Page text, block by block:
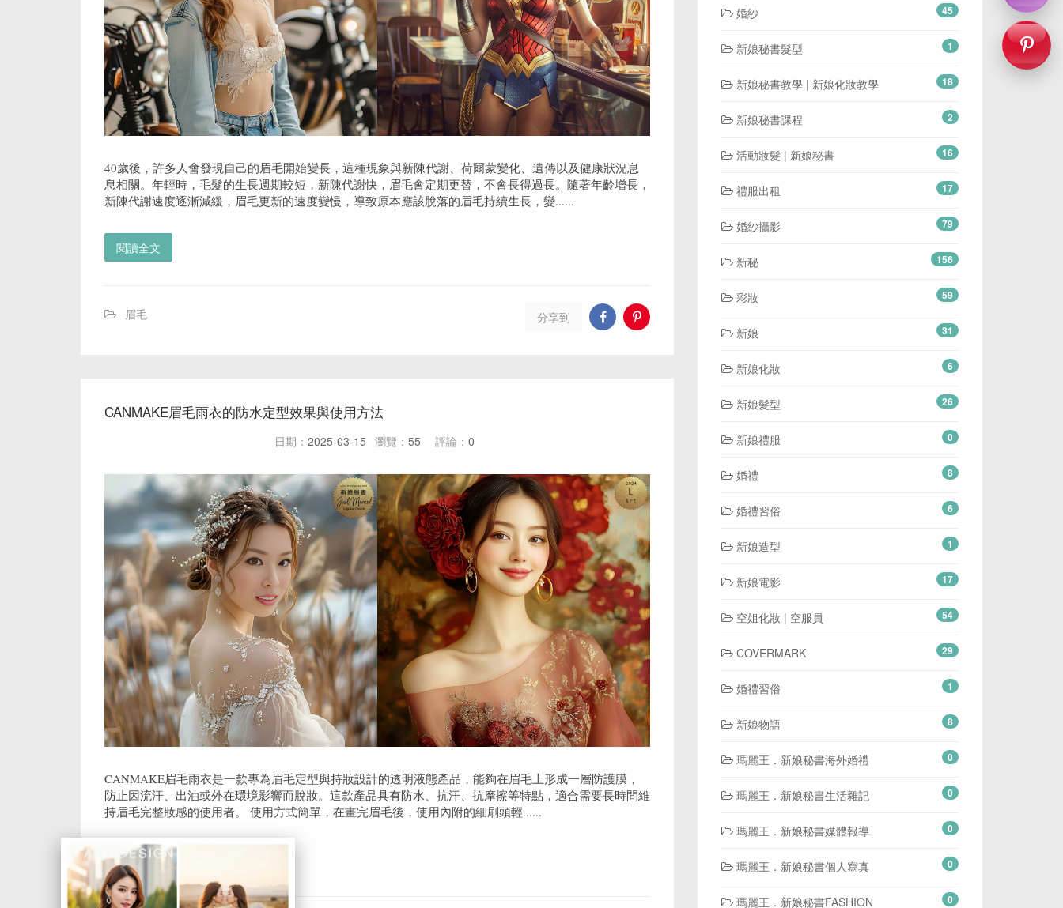
40歲後，許多人會發現自己的眉毛開始變長，這種現象與新陳代謝、荷爾蒙變化、遺傳以及健康狀況息
息相關。年輕時，毛髮的生長週期較短，新陳代謝快，眉毛會定期更替，不會長得過長。隨著年齡增長，
新陳代謝速度逐漸減緩，眉毛更新的速度變慢，導致原本應該脫落的眉毛持續生長，變......
閱讀全文
眉毛 分享到
CANMAKE眉毛雨衣的防水定型效果與使用方法
日期： 2025-03-15 瀏覽： 55 評論： 0
CANMAKE眉毛雨衣是一款專為眉毛定型與持妝設計的透明液態產品，能夠在眉毛上形成一層防護膜，
防止因流汗、出油或外在環境影響而脫妝。這款產品具有防水、抗汗、抗摩擦等特點，適合需要長時間維
持眉毛完整妝感的使用者。 使用方式簡單，在畫完眉毛後，使用內附的細刷頭輕......
閱讀全文
婚紗 45
新娘秘書髮型 1
新娘秘書教學 | 新娘化妝教學 18
新娘秘書課程 2
活動妝髮 | 新娘秘書 16
禮服出租 17
婚紗攝影 79
新秘 156
彩妝 59
新娘 31
新娘化妝 6
新娘髮型 26
新娘禮服 0
婚禮 8
婚禮習俗 6
新娘造型 1
新娘電影 17
空姐化妝 | 空服員 54
COVERMARK 29
婚禮習俗 1
新娘物語 8
瑪麗王．新娘秘書海外婚禮 0
瑪麗王．新娘秘書生活雜記 0
瑪麗王．新娘秘書媒體報導 0
瑪麗王．新娘秘書個人寫真 0
瑪麗王．新娘秘書FASHION 0